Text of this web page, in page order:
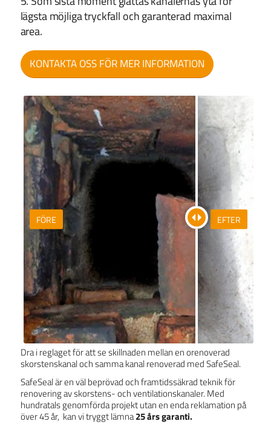
lägsta möjliga tryckfall och garanterad maximal
area.
KONTAKTA OSS FÖR MER INFORMATION
FÖRE EFTER
Dra i reglaget för att se skillnaden mellan en orenoverad
skorstenskanal och samma kanal renoverad med SafeSeal.
SafeSeal är en väl beprövad och framtidssäkrad teknik för
renovering av skorstens- och ventilationskanaler. Med
hundratals genomförda projekt utan en enda reklamation på
över 45 år, kan vi tryggt lämna25 års garanti.